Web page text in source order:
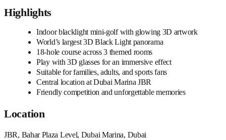
Highlights
Indoor blacklight mini-golf with glowing 3D artwork
World’s largest 3D Black Light panorama
18-hole course across 3 themed rooms
Play with 3D glasses for an immersive effect
Suitable for families, adults, and sports fans
Central location at Dubai Marina JBR
Friendly competition and unforgettable memories
Location
JBR, Bahar Plaza Level, Dubai Marina, Dubai